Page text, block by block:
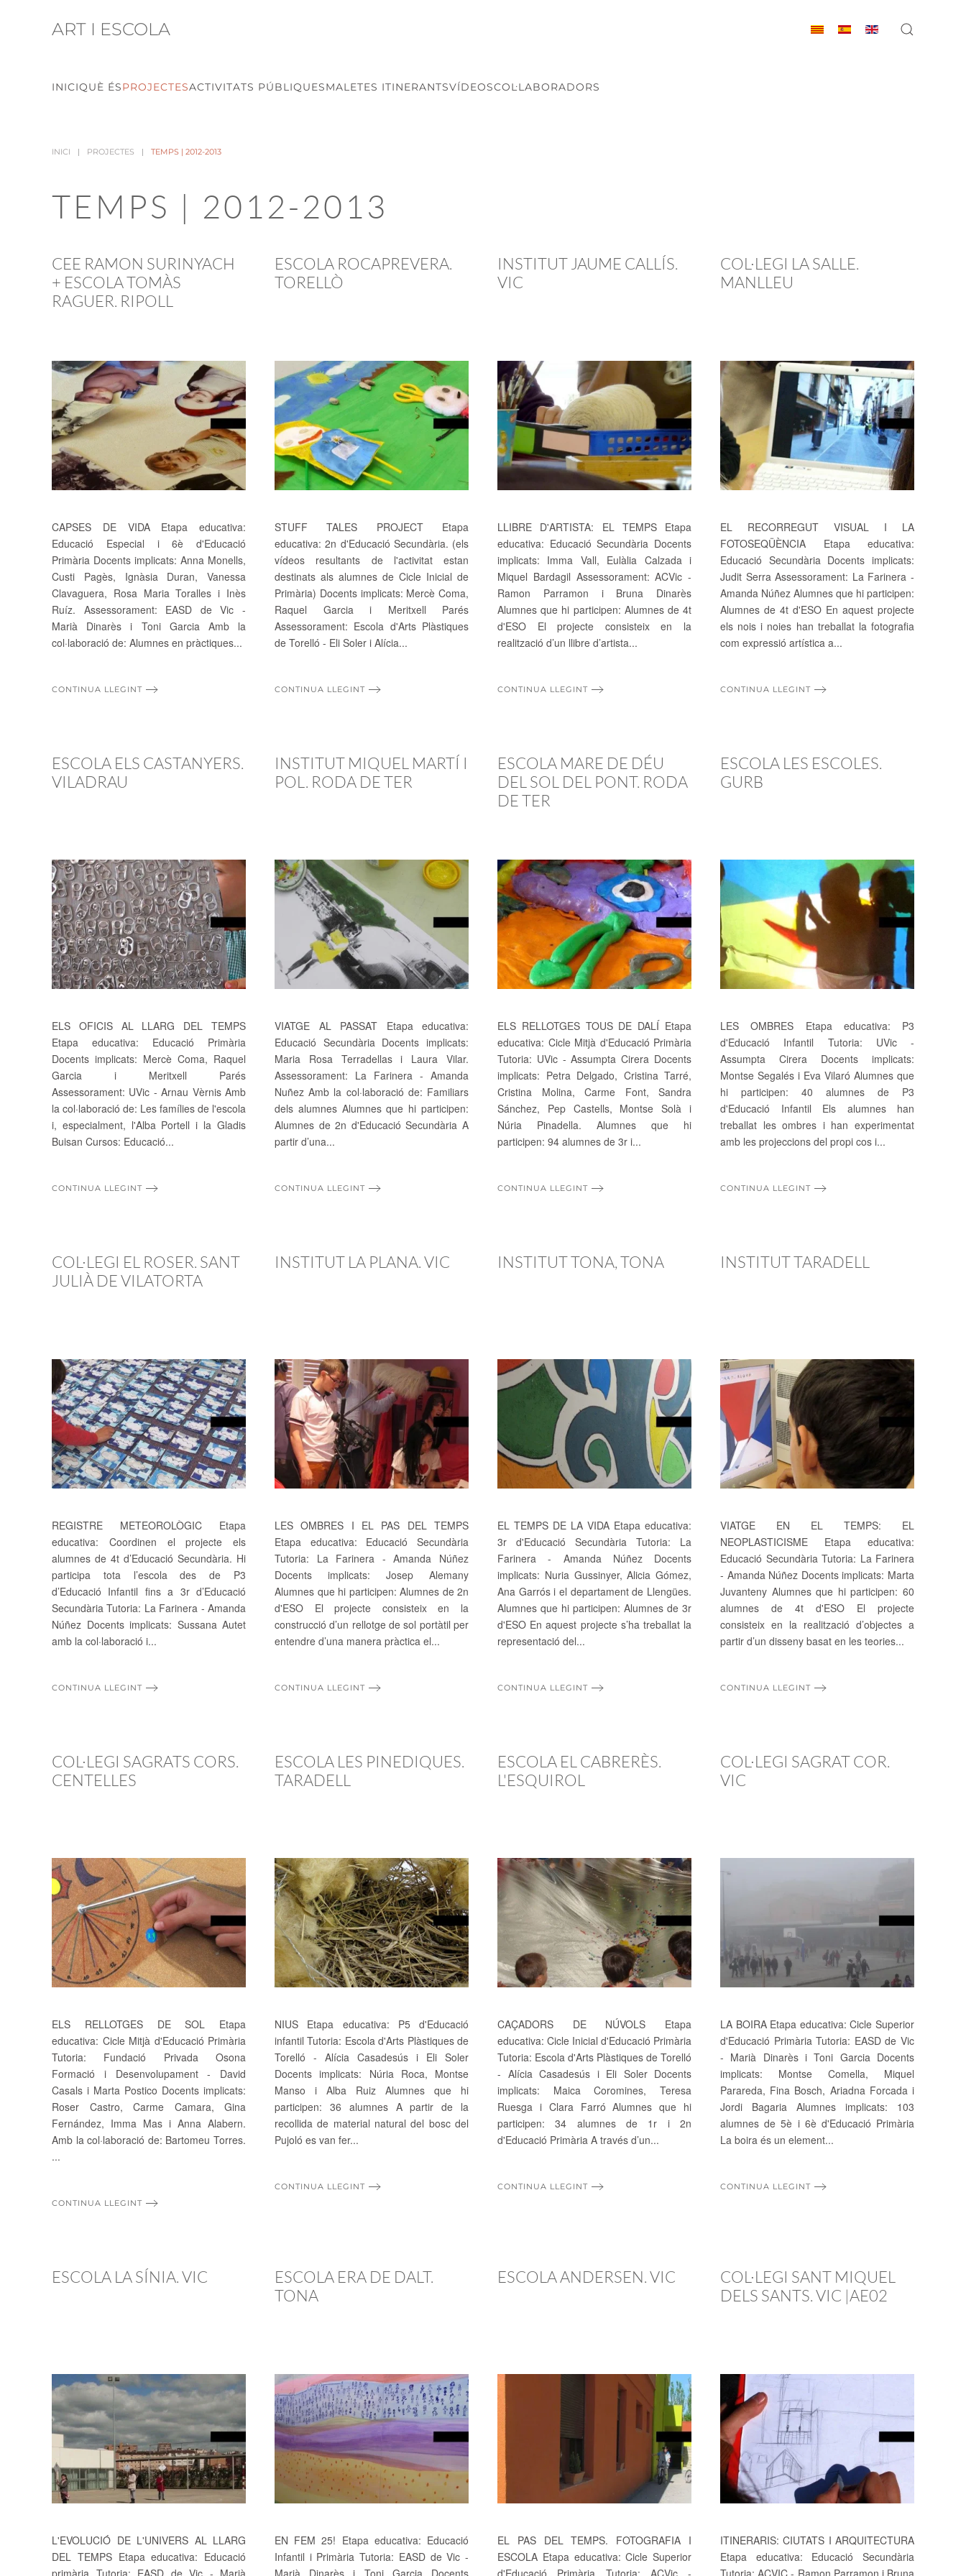
Skip to main content
ART I ESCOLA
INICIQUÈ ÉSPROJECTESACTIVITATS PÚBLIQUESMALETES ITINERANTSVÍDEOSCOL·LABORADORS
INICI PROJECTES TEMPS | 2012-2013
TEMPS | 2012-2013
CEE RAMON SURINYACH
+ ESCOLA TOMÀS
RAGUER. RIPOLL
CAPSES DE VIDA Etapa educativa:
Educació Especial i 6è d'Educació
Primària Docents implicats: Anna Monells,
Custi Pagès, Ignàsia Duran, Vanessa
Clavaguera, Rosa Maria Toralles i Inès
Ruíz. Assessorament: EASD de Vic -
Marià Dinarès i Toni Garcia Amb la
col·laboració de: Alumnes en pràctiques...
CONTINUA LLEGINT
ESCOLA ROCAPREVERA.
TORELLÒ
STUFF TALES PROJECT Etapa
educativa: 2n d'Educació Secundària. (els
vídeos resultants de l'activitat estan
destinats als alumnes de Cicle Inicial de
Primària) Docents implicats: Mercè Coma,
Raquel Garcia i Meritxell Parés
Assessorament: Escola d'Arts Plàstiques
de Torelló - Eli Soler i Alícia...
CONTINUA LLEGINT
INSTITUT JAUME CALLÍS.
VIC
LLIBRE D'ARTISTA: EL TEMPS Etapa
educativa: Educació Secundària Docents
implicats: Imma Vall, Eulàlia Calzada i
Miquel Bardagil Assessorament: ACVic -
Ramon Parramon i Bruna Dinarès
Alumnes que hi participen: Alumnes de 4t
d'ESO El projecte consisteix en la
realització d’un llibre d’artista...
CONTINUA LLEGINT
COL·LEGI LA SALLE.
MANLLEU
EL RECORREGUT VISUAL I LA
FOTOSEQÜÈNCIA Etapa educativa:
Educació Secundària Docents implicats:
Judit Serra Assessorament: La Farinera -
Amanda Núñez Alumnes que hi participen:
Alumnes de 4t d'ESO En aquest projecte
els nois i noies han treballat la fotografia
com expressió artística a...
CONTINUA LLEGINT
ESCOLA ELS CASTANYERS.
VILADRAU
ELS OFICIS AL LLARG DEL TEMPS
Etapa educativa: Educació Primària
Docents implicats: Mercè Coma, Raquel
Garcia i Meritxell Parés
Assessorament: UVic - Arnau Vèrnis Amb
la col·laboració de: Les famílies de l'escola
i, especialment, l'Alba Portell i la Gladis
Buisan Cursos: Educació...
CONTINUA LLEGINT
INSTITUT MIQUEL MARTÍ I
POL. RODA DE TER
VIATGE AL PASSAT Etapa educativa:
Educació Secundària Docents implicats:
Maria Rosa Terradellas i Laura Vilar.
Assessorament: La Farinera - Amanda
Nuñez Amb la col·laboració de: Familiars
dels alumnes Alumnes que hi participen:
Alumnes de 2n d'Educació Secundària A
partir d’una...
CONTINUA LLEGINT
ESCOLA MARE DE DÉU
DEL SOL DEL PONT. RODA
DE TER
ELS RELLOTGES TOUS DE DALÍ Etapa
educativa: Cicle Mitjà d'Educació Primària
Tutoria: UVic - Assumpta Cirera Docents
implicats: Petra Delgado, Cristina Tarré,
Cristina Molina, Carme Font, Sandra
Sánchez, Pep Castells, Montse Solà i
Núria Pinadella. Alumnes que hi
participen: 94 alumnes de 3r i...
CONTINUA LLEGINT
ESCOLA LES ESCOLES.
GURB
LES OMBRES Etapa educativa: P3
d'Educació Infantil Tutoria: UVic -
Assumpta Cirera Docents implicats:
Montse Segalés i Eva Vilaró Alumnes que
hi participen: 40 alumnes de P3
d'Educació Infantil Els alumnes han
treballat les ombres i han experimentat
amb les projeccions del propi cos i...
CONTINUA LLEGINT
COL·LEGI EL ROSER. SANT
JULIÀ DE VILATORTA
REGISTRE METEOROLÒGIC Etapa
educativa: Coordinen el projecte els
alumnes de 4t d’Educació Secundària. Hi
participa tota l’escola des de P3
d’Educació Infantil fins a 3r d’Educació
Secundària Tutoria: La Farinera - Amanda
Núñez Docents implicats: Sussana Autet
amb la col·laboració i...
CONTINUA LLEGINT
INSTITUT LA PLANA. VIC
LES OMBRES I EL PAS DEL TEMPS
Etapa educativa: Educació Secundària
Tutoria: La Farinera - Amanda Núñez
Docents implicats: Josep Alemany
Alumnes que hi participen: Alumnes de 2n
d'ESO El projecte consisteix en la
construcció d’un rellotge de sol portàtil per
entendre d’una manera pràctica el...
CONTINUA LLEGINT
INSTITUT TONA, TONA
EL TEMPS DE LA VIDA Etapa educativa:
3r d'Educació Secundària Tutoria: La
Farinera - Amanda Núñez Docents
implicats: Nuria Gussinyer, Alicia Gómez,
Ana Garrós i el departament de Llengües.
Alumnes que hi participen: Alumnes de 3r
d'ESO En aquest projecte s’ha treballat la
representació del...
CONTINUA LLEGINT
INSTITUT TARADELL
VIATGE EN EL TEMPS: EL
NEOPLASTICISME Etapa educativa:
Educació Secundària Tutoria: La Farinera
- Amanda Núñez Docents implicats: Marta
Juvanteny Alumnes que hi participen: 60
alumnes de 4t d'ESO El projecte
consisteix en la realització d’objectes a
partir d’un disseny basat en les teories...
CONTINUA LLEGINT
COL·LEGI SAGRATS CORS.
CENTELLES
ELS RELLOTGES DE SOL Etapa
educativa: Cicle Mitjà d'Educació Primària
Tutoria: Fundació Privada Osona
Formació i Desenvolupament - David
Casals i Marta Postico Docents implicats:
Roser Castro, Carme Camara, Gina
Fernández, Imma Mas i Anna Alabern.
Amb la col·laboració de: Bartomeu Torres.
...
CONTINUA LLEGINT
ESCOLA LES PINEDIQUES.
TARADELL
NIUS Etapa educativa: P5 d'Educació
infantil Tutoria: Escola d'Arts Plàstiques de
Torelló - Alícia Casadesús i Eli Soler
Docents implicats: Núria Roca, Montse
Manso i Alba Ruiz Alumnes que hi
participen: 36 alumnes A partir de la
recollida de material natural del bosc del
Pujoló es van fer...
CONTINUA LLEGINT
ESCOLA EL CABRERÈS.
L'ESQUIROL
CAÇADORS DE NÚVOLS Etapa
educativa: Cicle Inicial d'Educació Primària
Tutoria: Escola d'Arts Plàstiques de Torelló
- Alícia Casadesús i Eli Soler Docents
implicats: Maica Coromines, Teresa
Ruesga i Clara Farró Alumnes que hi
participen: 34 alumnes de 1r i 2n
d'Educació Primària A través d’un...
CONTINUA LLEGINT
COL·LEGI SAGRAT COR.
VIC
LA BOIRA Etapa educativa: Cicle Superior
d'Educació Primària Tutoria: EASD de Vic
- Marià Dinarès i Toni Garcia Docents
implicats: Montse Comella, Miquel
Parareda, Fina Bosch, Ariadna Forcada i
Jordi Bagaria Alumnes implicats: 103
alumnes de 5è i 6è d'Educació Primària
La boira és un element...
CONTINUA LLEGINT
ESCOLA LA SÍNIA. VIC
L'EVOLUCIÓ DE L'UNIVERS AL LLARG
DEL TEMPS Etapa educativa: Educació
primària Tutoria: EASD de Vic - Marià
ESCOLA ERA DE DALT.
TONA
EN FEM 25! Etapa educativa: Educació
Infantil i Primària Tutoria: EASD de Vic -
Marià Dinarès i Toni Garcia Docents
ESCOLA ANDERSEN. VIC
EL PAS DEL TEMPS. FOTOGRAFIA I
ESCOLA Etapa educativa: Cicle Superior
d'Educació Primària Tutoria: ACVic -
COL·LEGI SANT MIQUEL
DELS SANTS. VIC |AE02
ITINERARIS: CIUTATS I ARQUITECTURA
Etapa educativa: Educació Secundària
Tutoria: ACVIC - Ramon Parramon i Bruna